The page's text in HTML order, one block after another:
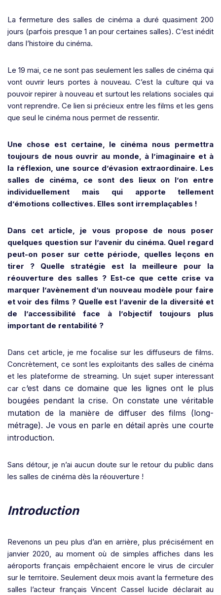
La fermeture des salles de cinéma a duré quasiment 200
jours (parfois presque 1 an pour certaines salles). C’est inédit
dans l’histoire du cinéma.
Le 19 mai, ce ne sont pas seulement les salles de cinéma qui
vont ouvrir leurs portes à nouveau. C’est la culture qui va
pouvoir repirer à nouveau et surtout les relations sociales qui
vont reprendre. Ce lien si précieux entre les films et les gens
que seul le cinéma nous permet de ressentir.
Une chose est certaine, le cinéma nous permettra
toujours de nous ouvrir au monde, à l’imaginaire et à
la réflexion, une source d’évasion extraordinaire. Les
salles de cinéma, ce sont des lieux on l’on entre
individuellement mais qui apporte tellement
d’émotions collectives. Elles sont irremplaçables !
Dans cet article, je vous propose de nous poser
quelques question sur l’avenir du cinéma. Quel regard
peut-on poser sur cette période, quelles leçons en
tirer ? Quelle stratégie est la meilleure pour la
réouverture des salles ? Est-ce que cette crise va
marquer l’avènement d’un nouveau modèle pour faire
et voir des films ? Quelle est l’avenir de la diversité et
de l’accessibilité face à l’objectif toujours plus
important de rentabilité ?
Dans cet article, je me focalise sur les diffuseurs de films.
Concrètement, ce sont les exploitants des salles de cinéma
et les plateforme de streaming. Un sujet super interessant
car c‘est dans ce domaine que les lignes ont le plus
bougées pendant la crise. On constate une véritable
mutation de la manière de diffuser des films (long-
métrage). Je vous en parle en détail après une courte
introduction.
Sans détour, je n’ai aucun doute sur le retour du public dans
les salles de cinéma dès la réouverture !
Introduction
Revenons un peu plus d’an en arrière, plus précisément en
janvier 2020, au moment où de simples affiches dans les
aéroports français empêchaient encore le virus de circuler
sur le territoire. Seulement deux mois avant la fermeture des
salles l’acteur français Vincent Cassel lucide déclarait au